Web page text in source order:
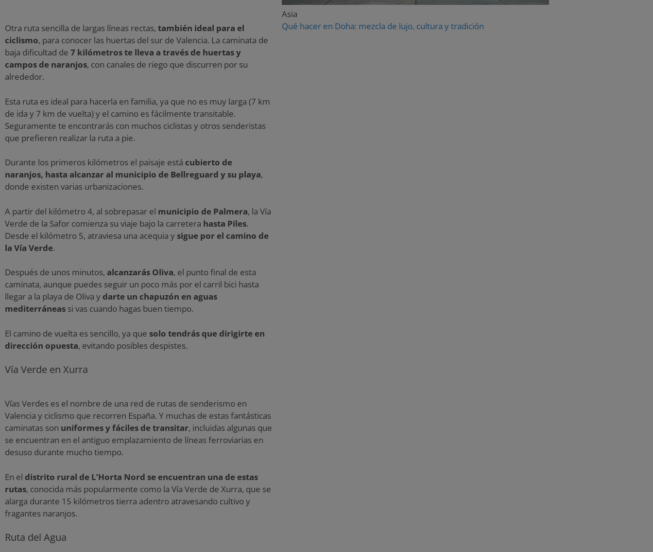
Otra ruta sencilla de largas líneas rectas, también ideal para el
ciclismo, para conocer las huertas del sur de Valencia. La caminata de
baja dificultad de 7 kilómetros te lleva a través de huertas y
campos de naranjos, con canales de riego que discurren por su
alrededor.
Esta ruta es ideal para hacerla en familia, ya que no es muy larga (7 km
de ida y 7 km de vuelta) y el camino es fácilmente transitable.
Seguramente te encontrarás con muchos ciclistas y otros senderistas
que prefieren realizar la ruta a pie.
Durante los primeros kilómetros el paisaje está cubierto de
naranjos, hasta alcanzar al municipio de Bellreguard y su playa,
donde existen varias urbanizaciones.
A partir del kilómetro 4, al sobrepasar el municipio de Palmera, la Vía
Verde de la Safor comienza su viaje bajo la carretera hasta Piles.
Desde el kilómetro 5, atraviesa una acequia y sigue por el camino de
la Vía Verde.
Después de unos minutos, alcanzarás Oliva, el punto final de esta
caminata, aunque puedes seguir un poco más por el carril bici hasta
llegar a la playa de Oliva y darte un chapuzón en aguas
mediterráneas si vas cuando hagas buen tiempo.
El camino de vuelta es sencillo, ya que solo tendrás que dirigirte en
dirección opuesta, evitando posibles despistes.
Vía Verde en Xurra
Vías Verdes es el nombre de una red de rutas de senderismo en
Valencia y ciclismo que recorren España. Y muchas de estas fantásticas
caminatas son uniformes y fáciles de transitar, incluidas algunas que
se encuentran en el antiguo emplazamiento de líneas ferroviarias en
desuso durante mucho tiempo.
En el distrito rural de L’Horta Nord se encuentran una de estas
rutas, conocida más popularmente como la Vía Verde de Xurra, que se
alarga durante 15 kilómetros tierra adentro atravesando cultivo y
fragantes naranjos.
Ruta del Agua
Asia
Qué hacer en Doha: mezcla de lujo, cultura y tradición